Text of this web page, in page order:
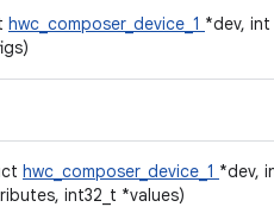
hwc_composer_device_1 *dev,
hwc_composer_device_1 *dev,
int32_t *values)